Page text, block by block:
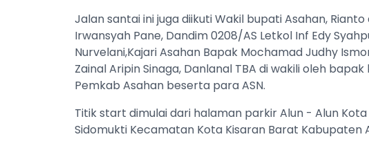
Jalan santai ini juga diikuti Wakil bupati Asahan, Rianto
Irwansyah Pane, Dandim 0208/AS Letkol Inf Edy
Nurvelani,Kajari Asahan Bapak Mochamad Judhy
Zainal Aripin Sinaga, Danlanal TBA di wakili oleh
Pemkab Asahan beserta para ASN.
Titik start dimulai dari halaman parkir Alun - Alun
Sidomukti Kecamatan Kota Kisaran Barat Kabupaten